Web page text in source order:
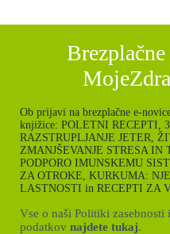
Ob prijavi na brezplačne e-
knjižice: POLETNI RECEPTI,
RAZSTRUPLJANJE JETER,
ZMANJŠEVANJE STRESA IN
PODPORO IMUNSKEMU
ZA OTROKE, KURKUMA:
LASTNOSTI in RECEPTI ZA
Vse o naši Politiki zasebnosti
podatkov najdete tukaj.